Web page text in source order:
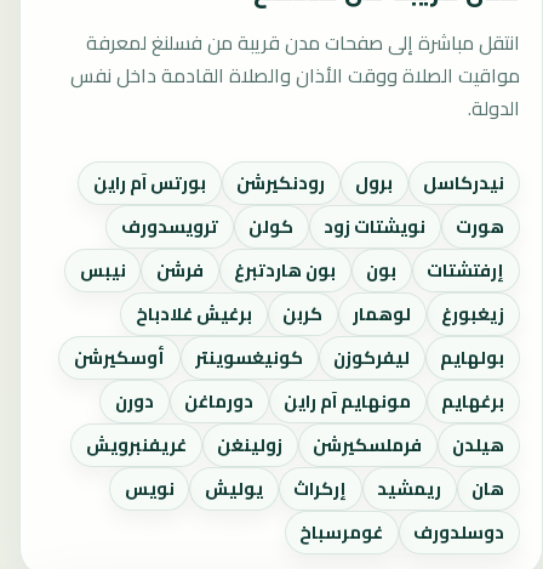
انتقل مباشرة إلى صفحات مدن قريبة من فسلنغ لمعرفة
مواقيت الصلاة ووقت الأذان والصلاة القادمة داخل نفس
الدولة.
نيدركاسل برول رودنكيرشن
بورتس آم راين
هورت
نويشتات زود كولن
ترويسدورف
إرفتشتات
بون بون هاردتبرغ فرشن
نيبس
زيغبورغ
لوهمار كربن
برغيش غلادباخ
بولهايم
ليفركوزن كونيغسوينتر
أوسكيرشن
برغهايم
مونهايم آم راين دورماغن
دورن
هيلدن
فرملسكيرشن زولينغن
غريفنبرويش
هان
ريمشيد إركراث يوليش
نويس
دوسلدورف
غومرسباخ